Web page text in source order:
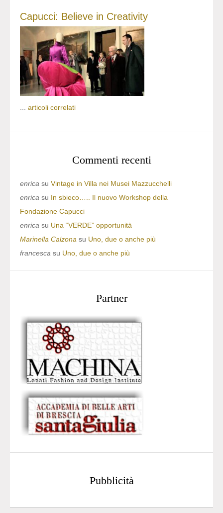
Capucci: Believe in Creativity
... articoli correlati
Commenti recenti
enrica su Vintage in Villa nei Musei Mazzucchelli
enrica su In sbieco….. Il nuovo Workshop della
Fondazione Capucci
enrica su Una “VERDE” opportunità
Marinella Calzona su Uno, due o anche più
francesca su Uno, due o anche più
Partner
Pubblicità